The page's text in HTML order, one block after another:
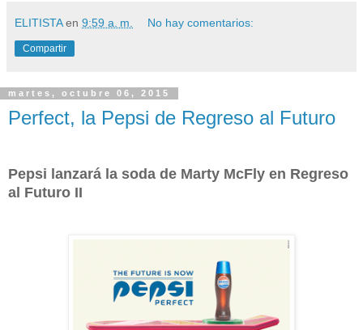
ELITISTA en 9:59 a. m. No hay comentarios:
Compartir
martes, octubre 06, 2015
Perfect, la Pepsi de Regreso al Futuro
Pepsi lanzará la soda de Marty McFly en Regreso
al Futuro II